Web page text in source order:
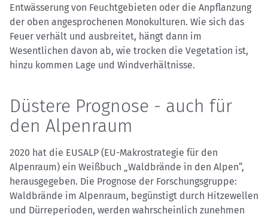
Entwässerung von Feuchtgebieten oder die Anpflanzung
der oben angesprochenen Monokulturen. Wie sich das
Feuer verhält und ausbreitet, hängt dann im
Wesentlichen davon ab, wie trocken die Vegetation ist,
hinzu kommen Lage und Windverhältnisse.
Düstere Prognose - auch für
den Alpenraum
2020 hat die EUSALP (EU-Makrostrategie für den
Alpenraum) ein Weißbuch „Waldbrände in den Alpen“,
herausgegeben. Die Prognose der Forschungsgruppe:
Waldbrände im Alpenraum, begünstigt durch Hitzewellen
und Dürreperioden, werden wahrscheinlich zunehmen